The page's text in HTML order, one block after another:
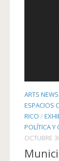
ARTS NEWS
ESPACIOS
RICO /
POLÍTICA Y
OCTUBRE